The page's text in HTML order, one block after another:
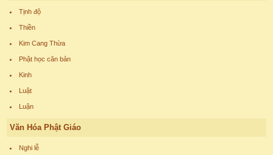
Tịnh độ
Thiền
Kim Cang Thừa
Phật học căn bản
Kinh
Luật
Luận
Văn Hóa Phật Giáo
Nghi lễ